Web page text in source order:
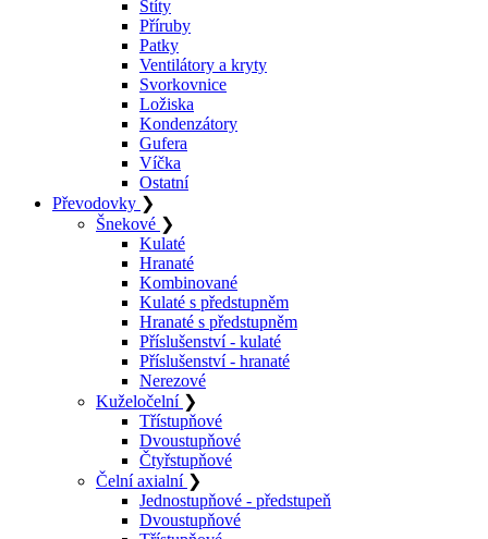
Štíty
Příruby
Patky
Ventilátory a kryty
Svorkovnice
Ložiska
Kondenzátory
Gufera
Víčka
Ostatní
Převodovky ❯
Šnekové ❯
Kulaté
Hranaté
Kombinované
Kulaté s předstupněm
Hranaté s předstupněm
Příslušenství - kulaté
Příslušenství - hranaté
Nerezové
Kuželočelní ❯
Třístupňové
Dvoustupňové
Čtyřstupňové
Čelní axialní ❯
Jednostupňové - předstupeň
Dvoustupňové